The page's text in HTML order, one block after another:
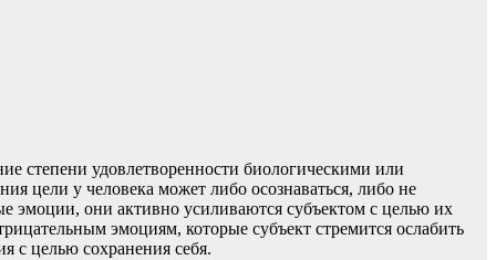
степени удовлетворенности биологическими или
цели у человека может либо осознаваться, либо не
эмоции, они активно усиливаются субъектом с целью их
эмоциям, которые субъект стремится ослабить
с целью сохранения себя.